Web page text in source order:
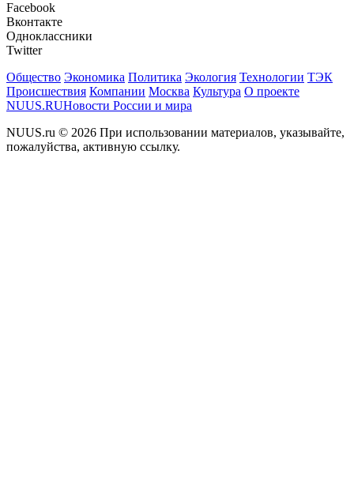
Facebook
Вконтакте
Одноклассники
Twitter
Общество Экономика Политика Экология Технологии ТЭК
Происшествия Компании Москва Культура О проекте
NUUS.RUНовости России и мира
NUUS.ru © 2026 При использовании материалов, указывайте,
пожалуйства, активную ссылку.